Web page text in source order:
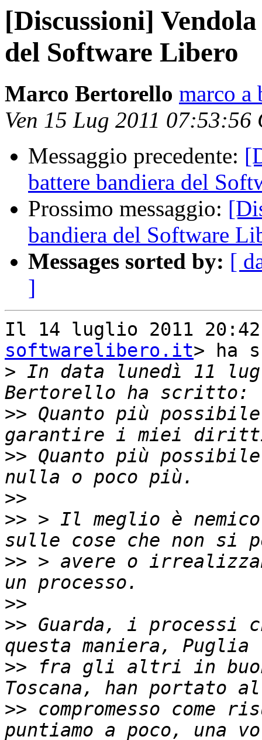
[Discussioni]
del Software Libero
Marco Bertorello marco a
Ven 15 Lug 2011 07:53:56
Messaggio precedente:
battere bandiera del
Prossimo messaggio:
bandiera del Software
Messages sorted by: [
]
Il 14 luglio 2011
softwarelibero.it> ha
> In data lunedì 11
>> Quanto più
>> Quanto più
>>
>> > Il meglio è
>> > avere o
>>
>> Guarda, i processi
>> fra gli altri in
>> compromesso